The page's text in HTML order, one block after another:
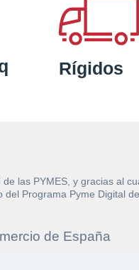
Rígidos
las PYMES, y gracias al
Programa Pyme Digital